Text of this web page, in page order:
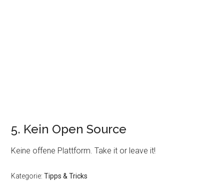
5. Kein Open Source
Keine offene Plattform. Take it or leave it!
Kategorie:Tipps & Tricks